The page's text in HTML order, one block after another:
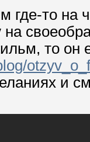
то на
на
то он
и